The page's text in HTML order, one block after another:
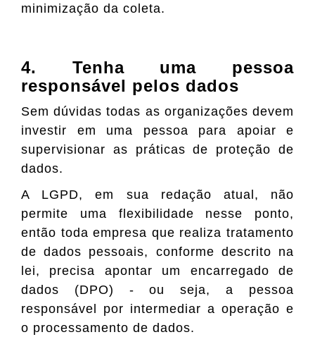
minimização da coleta.
4. Tenha uma pessoa
responsável pelos dados
Sem dúvidas todas as organizações devem
investir em uma pessoa para apoiar e
supervisionar as práticas de proteção de
dados.
A LGPD, em sua redação atual, não
permite uma flexibilidade nesse ponto,
então toda empresa que realiza tratamento
de dados pessoais, conforme descrito na
lei, precisa apontar um encarregado de
dados (DPO) - ou seja, a pessoa
responsável por intermediar a operação e
o processamento de dados.